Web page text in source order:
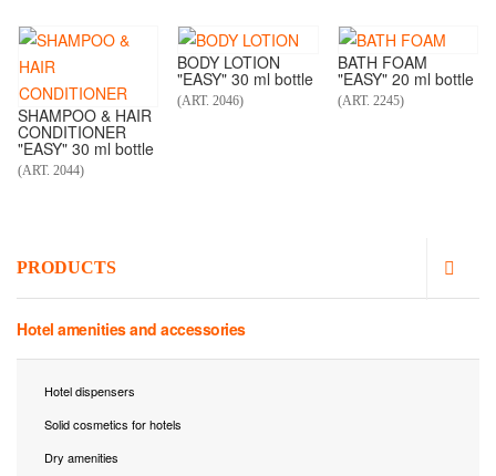
SHAMPOO & HAIR
CONDITIONER
"EASY" 30 ml bottle
(ART. 2044)
BODY LOTION
"EASY" 30 ml bottle
(ART. 2046)
BATH FOAM
"EASY" 20 ml bottle
(ART. 2245)
PRODUCTS
Hotel amenities and accessories
Hotel dispensers
Solid cosmetics for hotels
Dry amenities